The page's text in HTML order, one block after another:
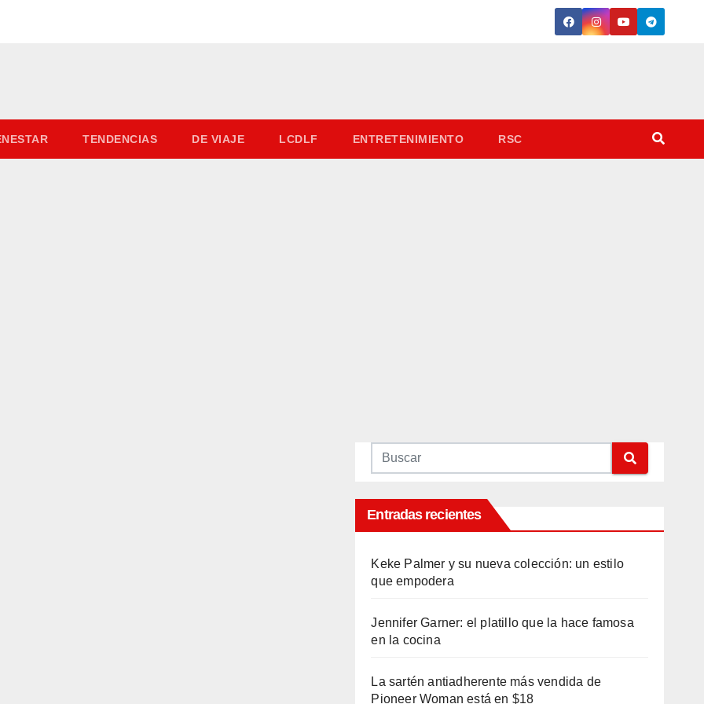
TENDENCIAS DE VIAJE LCDLF ENTRETENIMIENTO RSC
Entradas recientes
Keke Palmer y su nueva colección: un estilo
que empodera
Jennifer Garner: el platillo que la hace famosa
en la cocina
La sartén antiadherente más vendida de
Pioneer Woman está en $18